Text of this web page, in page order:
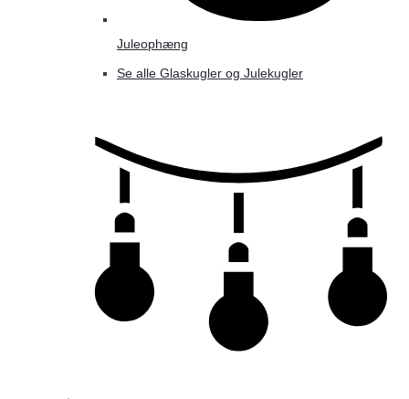
Juleophæng
Se alle Glaskugler og Julekugler